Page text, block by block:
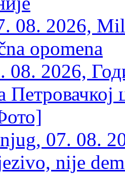
08. 2026,
opomena
2026,
Петровачкој
07. 08.
nije